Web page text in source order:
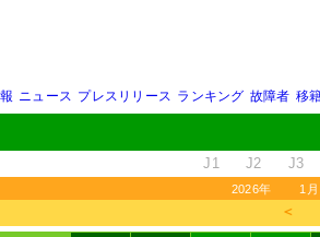
ニュース プレスリリース ランキング 故障者 移
J1 J2 J3
2026年 1月
＜